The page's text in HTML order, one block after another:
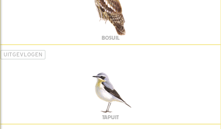
BOSUIL
UITGEVLOGEN
TAPUIT